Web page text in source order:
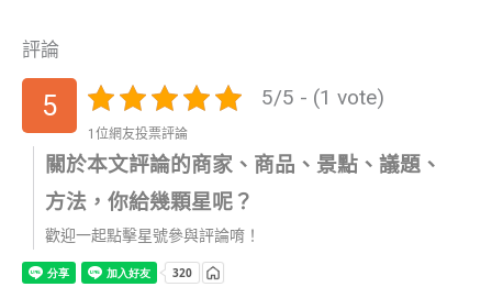
評論
5 5/5 - (1 vote)
1位網友投票評論
關於本文評論的商家、商品、景點、議題、
方法，你給幾顆星呢？
歡迎一起點擊星號參與評論唷！